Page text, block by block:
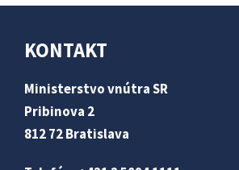
KONTAKT
Ministerstvo vnútra SR
Pribinova 2
812 72 Bratislava